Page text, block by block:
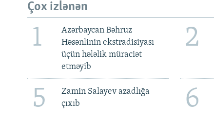
Çox izlənən
1
Azərbaycan Bəhruz
Həsənlinin ekstradisiyası
üçün hələlik müraciət
etməyib
2
5
Zamin Salayev azadlığa
çıxıb
6